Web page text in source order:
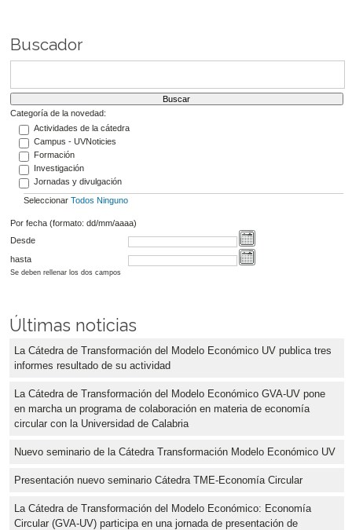
Buscador
Categoría de la novedad:
Actividades de la cátedra
Campus - UVNoticies
Formación
Investigación
Jornadas y divulgación
Seleccionar Todos Ninguno
Por fecha (formato: dd/mm/aaaa)
Desde
hasta
Se deben rellenar los dos campos
Últimas noticias
La Cátedra de Transformación del Modelo Económico UV publica tres
informes resultado de su actividad
La Cátedra de Transformación del Modelo Económico GVA-UV pone
en marcha un programa de colaboración en materia de economía
circular con la Universidad de Calabria
Nuevo seminario de la Cátedra Transformación Modelo Económico UV
Presentación nuevo seminario Cátedra TME-Economía Circular
La Cátedra de Transformación del Modelo Económico: Economía
Circular (GVA-UV) participa en una jornada de presentación de